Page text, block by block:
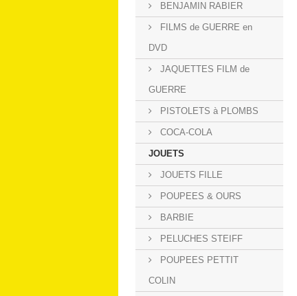
BENJAMIN RABIER
FILMS de GUERRE en
DVD
JAQUETTES FILM de
GUERRE
PISTOLETS à PLOMBS
COCA-COLA
JOUETS
JOUETS FILLE
POUPEES & OURS
BARBIE
PELUCHES STEIFF
POUPEES PETTIT
COLIN